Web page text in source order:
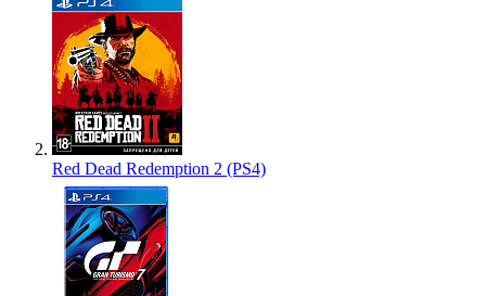
Red Dead Redemption 2 (PS4)